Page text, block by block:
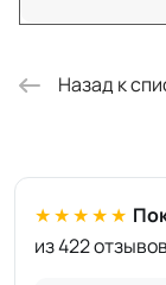
Назад к
★★★★★
из 422